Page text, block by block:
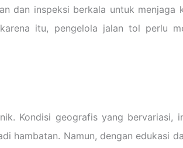
dan inspeksi berkala untuk menjaga
itu, pengelola jalan tol perlu
Kondisi geografis yang bervariasi,
hambatan. Namun, dengan edukasi